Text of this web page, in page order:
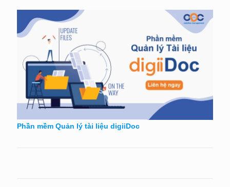
Phần mềm Quản lý tài liệu digiiDoc